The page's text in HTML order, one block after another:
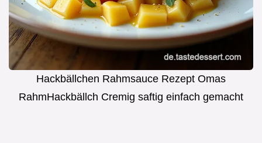
Hackbällchen Rahmsauce Rezept Omas
RahmHackbällch Cremig saftig einfach gemacht